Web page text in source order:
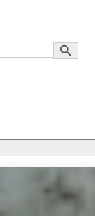
Search Button